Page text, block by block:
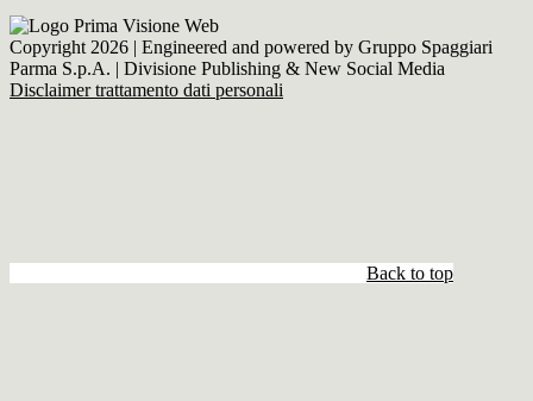
Copyright 2026 | Engineered and powered by Gruppo Spaggiari
Parma S.p.A. | Divisione Publishing & New Social Media
Disclaimer trattamento dati personali
Back to top